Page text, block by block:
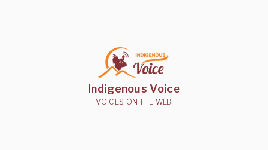
Indigenous Voice
VOICES ON THE WEB